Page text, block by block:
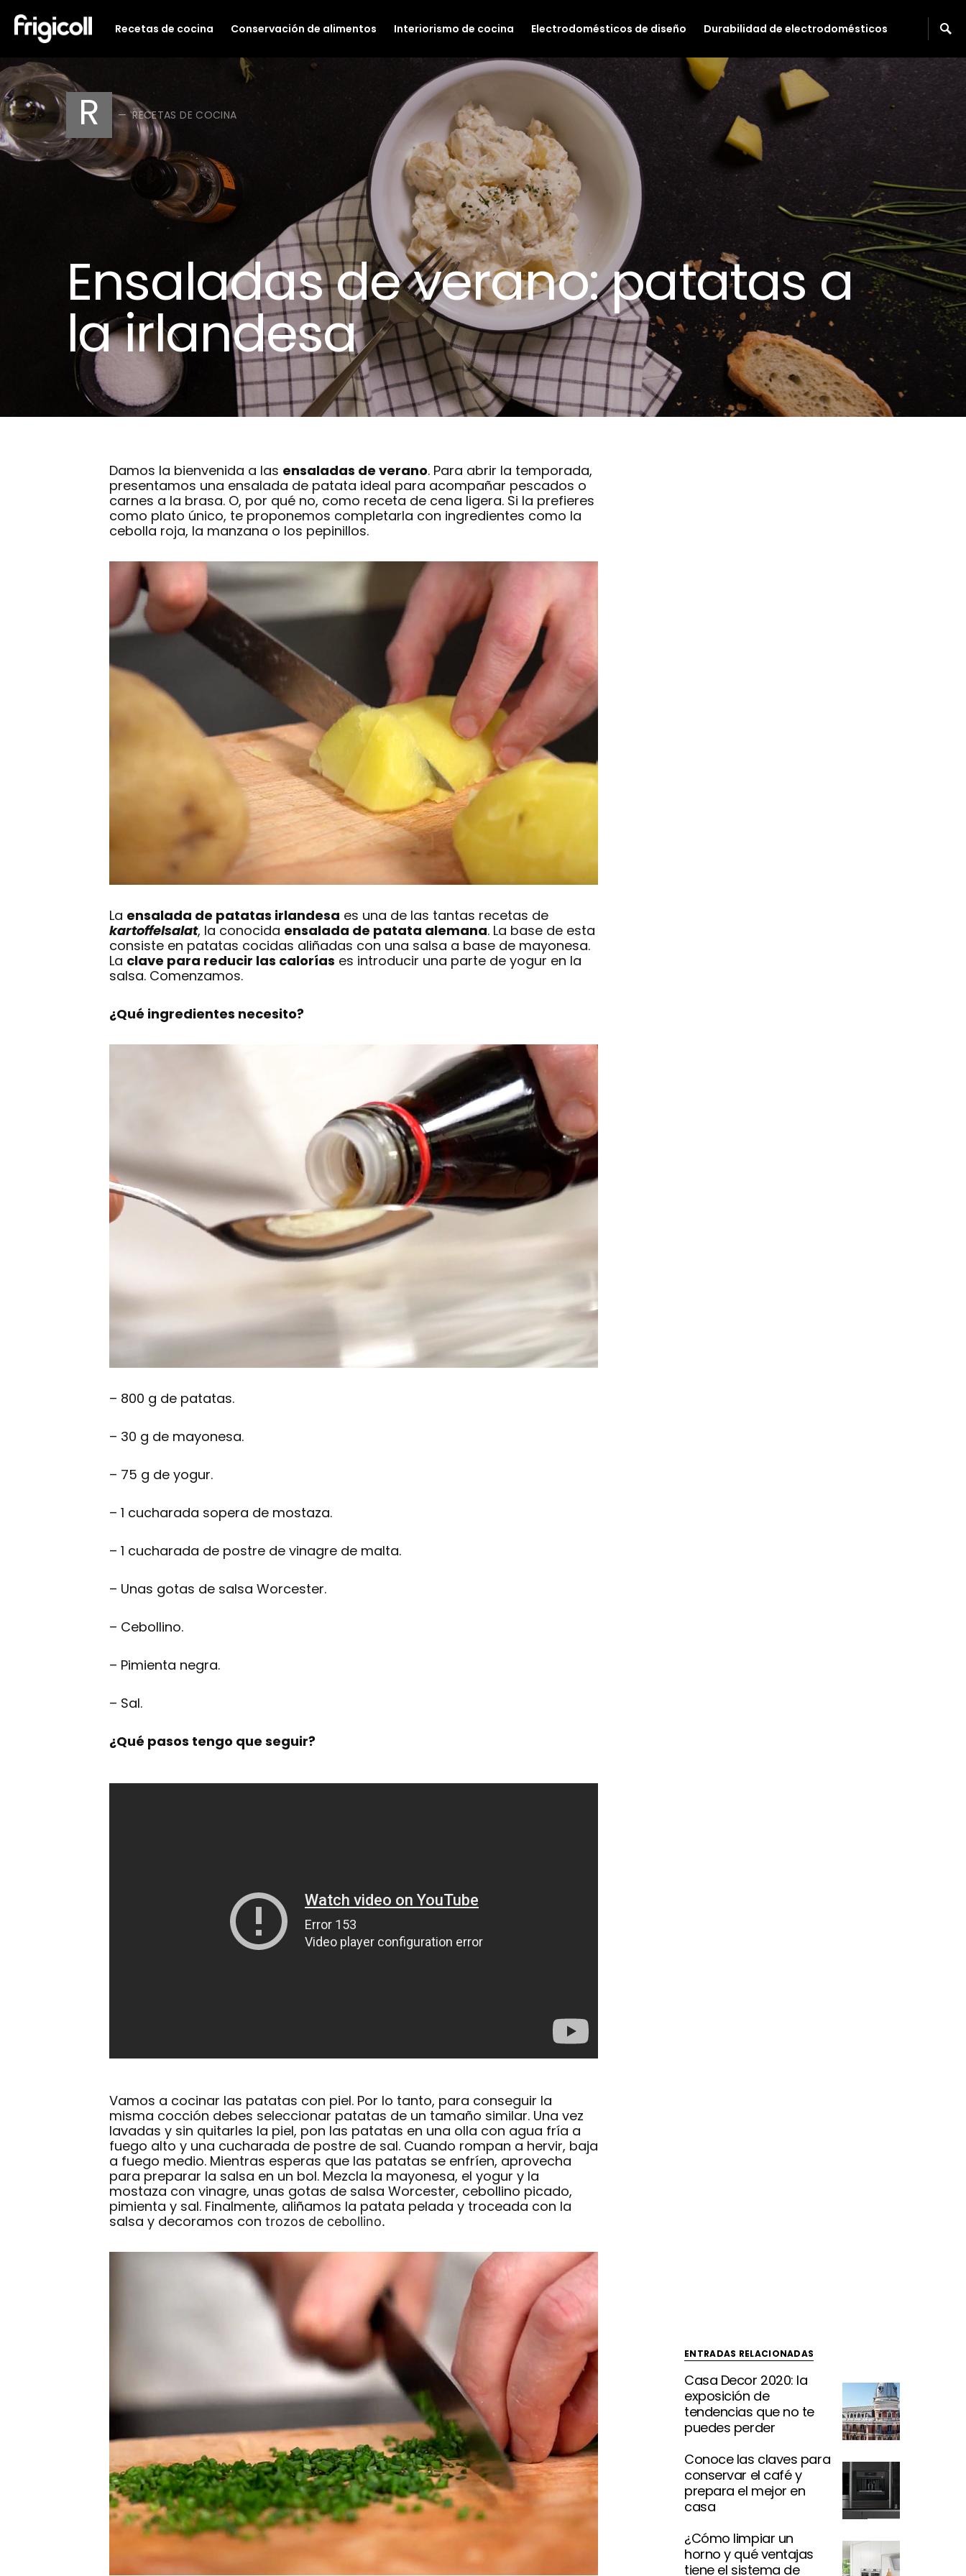
Recetas de cocina Conservación de alimentos Interiorismo de cocina Electrodomésticos de diseño
Durabilidad de electrodomésticos
R RECETAS DE COCINA
Ensaladas de verano: patatas a
la irlandesa
Damos la bienvenida a las ensaladas de verano. Para abrir la temporada,
presentamos una ensalada de patata ideal para acompañar pescados o
carnes a la brasa. O, por qué no, como receta de cena ligera. Si la prefieres
como plato único, te proponemos completarla con ingredientes como la
cebolla roja, la manzana o los pepinillos.
La ensalada de patatas irlandesa es una de las tantas recetas de
kartoffelsalat, la conocida ensalada de patata alemana. La base de esta
consiste en patatas cocidas aliñadas con una salsa a base de mayonesa.
La clave para reducir las calorías es introducir una parte de yogur en la
salsa. Comenzamos.
¿Qué ingredientes necesito?
– 800 g de patatas.
– 30 g de mayonesa.
– 75 g de yogur.
– 1 cucharada sopera de mostaza.
– 1 cucharada de postre de vinagre de malta.
– Unas gotas de salsa Worcester.
– Cebollino.
– Pimienta negra.
– Sal.
¿Qué pasos tengo que seguir?
Vamos a cocinar las patatas con piel. Por lo tanto, para conseguir la
misma cocción debes seleccionar patatas de un tamaño similar. Una vez
lavadas y sin quitarles la piel, pon las patatas en una olla con agua fría a
fuego alto y una cucharada de postre de sal. Cuando rompan a hervir, baja
a fuego medio. Mientras esperas que las patatas se enfríen, aprovecha
para preparar la salsa en un bol. Mezcla la mayonesa, el yogur y la
mostaza con vinagre, unas gotas de salsa Worcester, cebollino picado,
pimienta y sal. Finalmente, aliñamos la patata pelada y troceada con la
salsa y decoramos con trozos de cebollino.
ENTRADAS RELACIONADAS
Casa Decor 2020: la
exposición de
tendencias que no te
puedes perder
Conoce las claves para
conservar el café y
prepara el mejor en
casa
¿Cómo limpiar un
horno y qué ventajas
tiene el sistema de